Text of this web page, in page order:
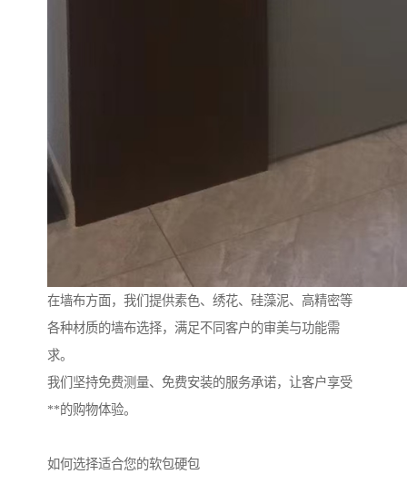
在墙布方面，我们提供素色、绣花、硅藻泥、高精密等
各种材质的墙布选择，满足不同客户的审美与功能需
求。
我们坚持免费测量、免费安装的服务承诺，让客户享受
**的购物体验。
如何选择适合您的软包硬包